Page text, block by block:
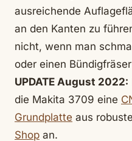
ausreichende
an den Kanten zu
nicht, wenn man
oder einen
UPDATE August 2022:
die Makita 3709 eine
Grundplatte aus
Shop an.